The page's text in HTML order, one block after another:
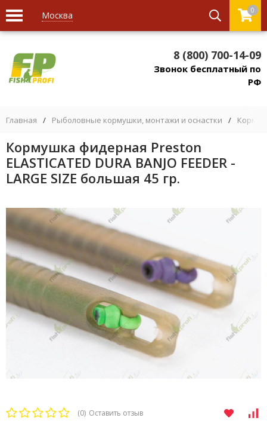
Москва 0
8 (800) 700-14-09
Звонок бесплатный по
РФ
Главная / Рыболовные кормушки, монтажи и оснастки /
Кормушка фидерная Preston
ELASTICATED DURA BANJO FEEDER -
LARGE SIZE большая 45 гр.
(0) Оставить отзыв